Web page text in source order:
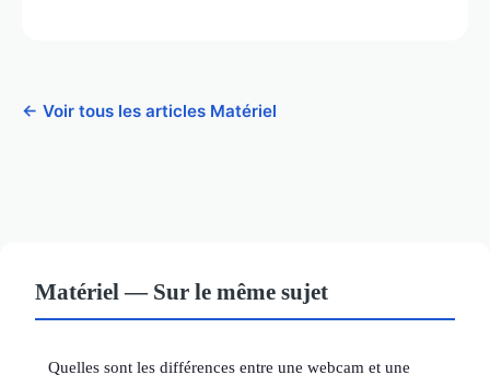
← Voir tous les articles Matériel
Matériel — Sur le même sujet
Quelles sont les différences entre une webcam et une